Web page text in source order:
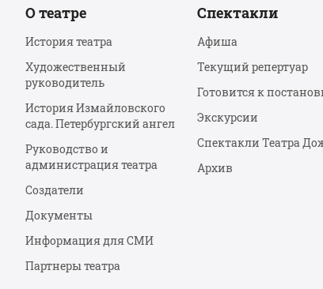
О театре
История театра
Художественный
руководитель
История Измайловского
сада. Петербургский ангел
Руководство и
администрация театра
Создатели
Документы
Информация для СМИ
Партнеры театра
Спектакли
Афиша
Текущий репертуар
Готовится к
Экскурсии
Спектакли Театра
Архив